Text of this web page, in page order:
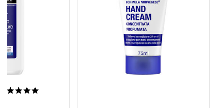
5.0 star rating